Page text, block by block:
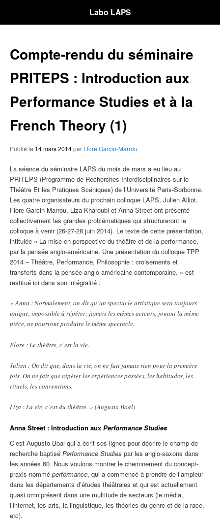
Labo LAPS
Compte-rendu du séminaire
PRITEPS : Introduction aux
Performance Studies et à la
French Theory (1)
Publié le 14 mars 2014par Flore Garcin-Marrou
La séance du séminaire LAPS du mois de mars a eu lieu au
PRITEPS (Programme de Recherches Interdisciplinaires sur le
Théâtre Et les Pratiques Scéniques) de l’Université Paris-Sorbonne.
Les quatre organisateurs du prochain colloque LAPS, Julien Alliot,
Flore Garcin-Marrou, Liza Kharoubi et Anna Street ont présenté
collectivement les grandes problématiques qui structureront le
colloque à venir (26-27-28 juin 2014). Le texte de cette présentation,
intitulée « La mise en perspective du théâtre et de la performance,
par la pensée anglo-américaine. Une présentation du colloque TPP
2014 – Théâtre, Performance, Philosophie : croisements et
transferts dans la pensée anglo-américaine contemporaine. » est
restitué ici dans son intégralité :
« Anna : Normalement, on dit qu’un spectacle artistique sera toujours
unique, impossible à répéter: jamais les mêmes acteurs, jouant la même
pièce, ne pourront produire le même spectacle.
Flore : Le théâtre, c’est la vie.
Julien : On dit que, dans la vie, on ne fait jamais rien pour la première
fois. On ne fait que répéter les expériences passées, les habitudes, les
rituels, les conventions.
Liza : La vie, c’est du théâtre. » (Augusto Boal)
Anna Street : Introduction aux Performance Studies
C’est Augusto Boal qui a écrit ses lignes pour décrire le champ de
recherche baptisé Performance Studies par les anglo-saxons dans
les années 60. Nous voulons montrer le cheminement du concept-
praxis nommé performance, qui a commencé à prendre de l’ampleur
dans les départements d’études théâtrales et qui est actuellement
quasi omniprésent dans une multitude de secteurs (le média,
l’internet, les arts, la linguistique, les théories du genre et de la race,
etc).